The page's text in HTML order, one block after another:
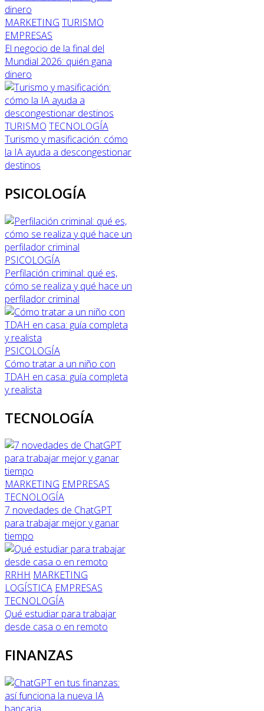
MARKETING TURISMO
EMPRESAS
El negocio de la final del
Mundial 2026: quién gana
dinero
TURISMO TECNOLOGÍA
Turismo y masificación: cómo
la IA ayuda a descongestionar
destinos
PSICOLOGÍA
PSICOLOGÍA
Perfilación criminal: qué es,
cómo se realiza y qué hace un
perfilador criminal
PSICOLOGÍA
Cómo tratar a un niño con
TDAH en casa: guía completa
y realista
TECNOLOGÍA
MARKETING EMPRESAS
TECNOLOGÍA
7 novedades de ChatGPT
para trabajar mejor y ganar
tiempo
RRHH MARKETING
LOGÍSTICA EMPRESAS
TECNOLOGÍA
Qué estudiar para trabajar
desde casa o en remoto
FINANZAS